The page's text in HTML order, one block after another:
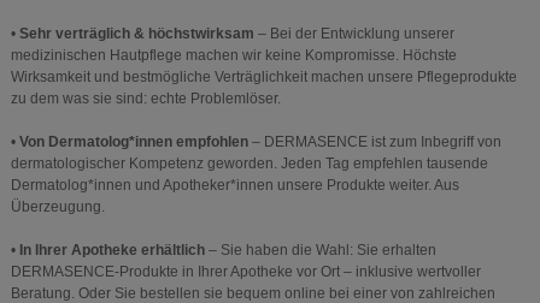
• Sehr verträglich & höchstwirksam – Bei der Entwicklung unserer
medizinischen Hautpflege machen wir keine Kompromisse. Höchste
Wirksamkeit und bestmögliche Verträglichkeit machen unsere Pflegeprodukte
zu dem was sie sind: echte Problemlöser.
• Von Dermatolog*innen empfohlen– DERMASENCE ist zum Inbegriff von
dermatologischer Kompetenz geworden. Jeden Tag empfehlen tausende
Dermatolog*innen und Apotheker*innen unsere Produkte weiter. Aus
Überzeugung.
• In Ihrer Apotheke erhältlich– Sie haben die Wahl: Sie erhalten
DERMASENCE-Produkte in Ihrer Apotheke vor Ort – inklusive wertvoller
Beratung. Oder Sie bestellen sie bequem online bei einer von zahlreichen